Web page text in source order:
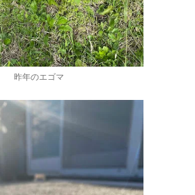
昨年のエゴマ